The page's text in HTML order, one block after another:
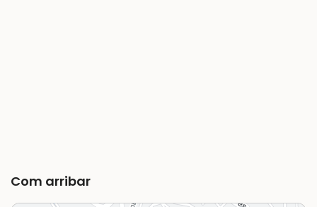
Com arribar